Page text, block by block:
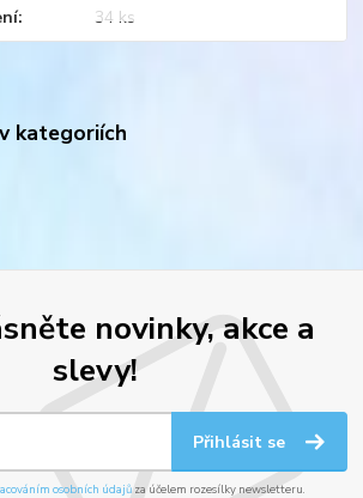
34 ks
kategoriích
novinky, akce a
slevy!
Přihlásit se
osobních údajůza účelem rozesílky newsletteru.